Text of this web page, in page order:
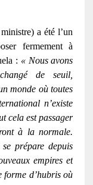
a été l’un
fermement à
: « Nous avons
de seuil,
monde où toutes
n’existe
cela est passager
à la normale.
prépare depuis
empires et
forme d’hubris où